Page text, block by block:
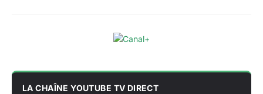
LA CHAÎNE YOUTUBE TV DIRECT